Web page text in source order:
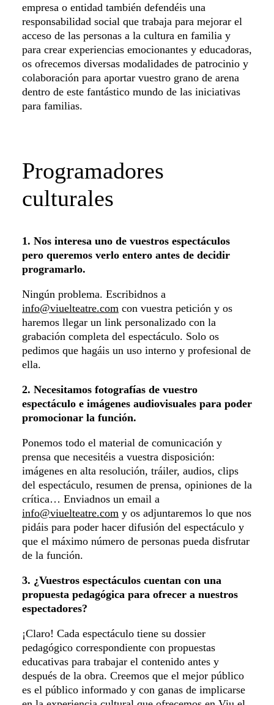
empresa o entidad también defendéis una
responsabilidad social que trabaja para mejorar el
acceso de las personas a la cultura en familia y
para crear experiencias emocionantes y educadoras,
os ofrecemos diversas modalidades de patrocinio y
colaboración para aportar vuestro grano de arena
dentro de este fantástico mundo de las iniciativas
para familias.
Programadores
culturales
1. Nos interesa uno de vuestros espectáculos
pero queremos verlo entero antes de decidir
programarlo.
Ningún problema. Escribidnos a
info@viuelteatre.com con vuestra petición y os
haremos llegar un link personalizado con la
grabación completa del espectáculo. Solo os
pedimos que hagáis un uso interno y profesional de
ella.
2. Necesitamos fotografías de vuestro
espectáculo e imágenes audiovisuales para poder
promocionar la función.
Ponemos todo el material de comunicación y
prensa que necesitéis a vuestra disposición:
imágenes en alta resolución, tráiler, audios, clips
del espectáculo, resumen de prensa, opiniones de la
crítica… Enviadnos un email a
info@viuelteatre.com y os adjuntaremos lo que nos
pidáis para poder hacer difusión del espectáculo y
que el máximo número de personas pueda disfrutar
de la función.
3. ¿Vuestros espectáculos cuentan con una
propuesta pedagógica para ofrecer a nuestros
espectadores?
¡Claro! Cada espectáculo tiene su dossier
pedagógico correspondiente con propuestas
educativas para trabajar el contenido antes y
después de la obra. Creemos que el mejor público
es el público informado y con ganas de implicarse